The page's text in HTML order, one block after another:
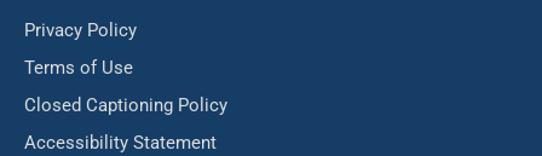
Privacy Policy
Terms of Use
Closed Captioning Policy
Accessibility Statement